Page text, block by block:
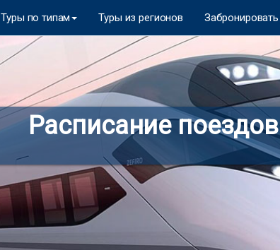
Туры по типам Туры из регионов Забронировать
Расписание